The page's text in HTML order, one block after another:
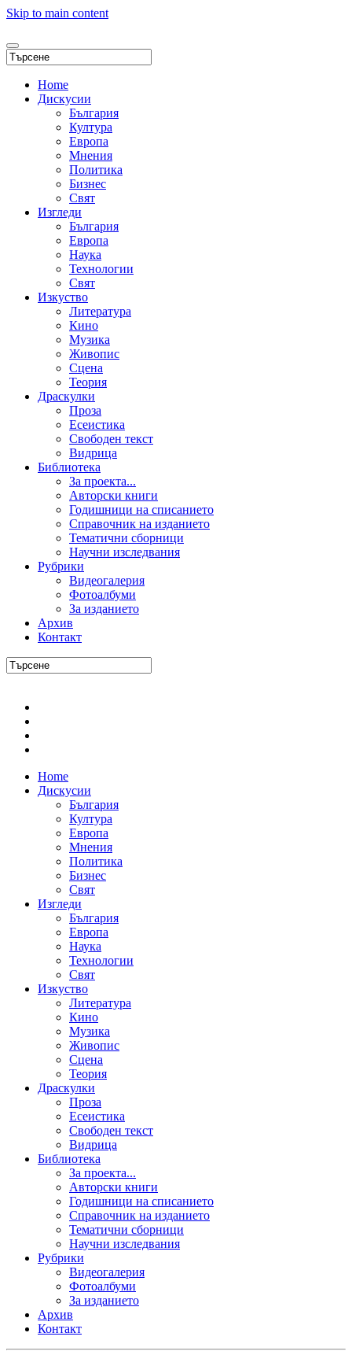
Skip to main content
Home
Дискусии
България
Култура
Европа
Мнения
Политика
Бизнес
Свят
Изгледи
България
Европа
Наука
Технологии
Свят
Изкуство
Литература
Кино
Музика
Живопис
Сцена
Теория
Драскулки
Проза
Есеистика
Свободен текст
Видрица
Библиотека
За проекта...
Авторски книги
Годишници на списанието
Справочник на изданието
Тематични сборници
Научни изследвания
Рубрики
Видеогалерия
Фотоалбуми
За изданието
Архив
Контакт
Home
Дискусии
България
Култура
Европа
Мнения
Политика
Бизнес
Свят
Изгледи
България
Европа
Наука
Технологии
Свят
Изкуство
Литература
Кино
Музика
Живопис
Сцена
Теория
Драскулки
Проза
Есеистика
Свободен текст
Видрица
Библиотека
За проекта...
Авторски книги
Годишници на списанието
Справочник на изданието
Тематични сборници
Научни изследвания
Рубрики
Видеогалерия
Фотоалбуми
За изданието
Архив
Контакт